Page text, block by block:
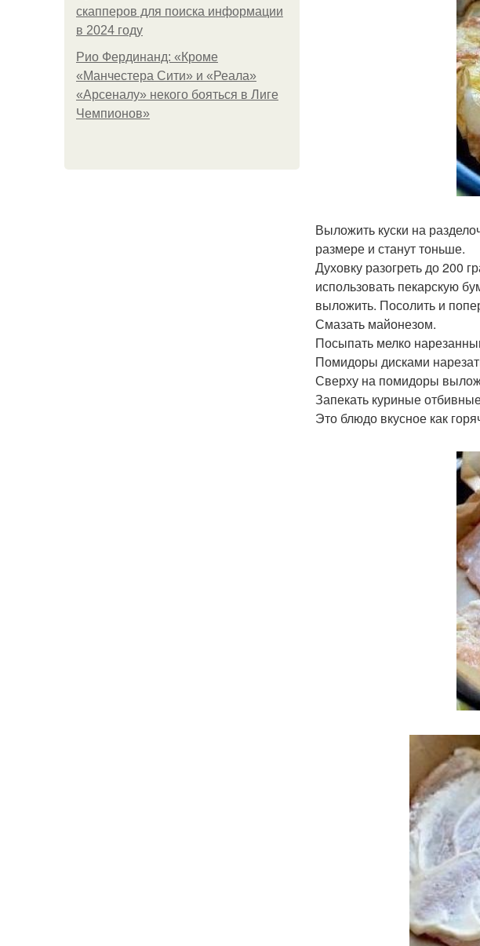
скапперов для поиска информации
в 2024 году
Рио Фердинанд: «Кроме
«Манчестера Сити» и «Реала»
«Арсеналу» некого бояться в Лиге
Чемпионов»
Выложить куски на
размере и станут тоньше.
Духовку разогреть до 200
использовать пекарскую
выложить. Посолить и
Смазать майонезом.
Посыпать мелко
Помидоры дисками
Сверху на помидоры
Запекать куриные
Это блюдо вкусное как